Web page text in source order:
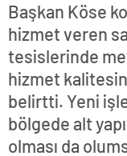
Başkan Köse
hizmet veren
tesislerinde
hizmet
belirtti. Yeni
bölgede alt
olması da